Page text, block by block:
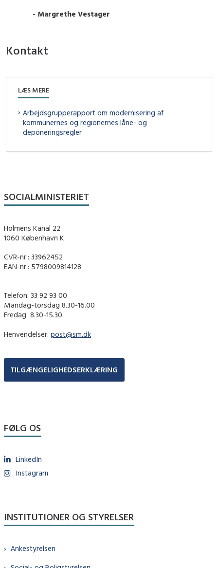
- Margrethe Vestager
Kontakt
LÆS MERE
Arbejdsgrupperapport om modernisering af
kommunernes og regionernes låne- og
deponeringsregler
SOCIALMINISTERIET
Holmens Kanal 22
1060 København K
CVR-nr.: 33962452
EAN-nr.: 5798009814128
Telefon: 33 92 93 00
Mandag-torsdag 8.30-16.00
Fredag ​ 8.30-15.30
Henvendelser: post@sm.dk
TILGÆNGELIGHEDSERKLÆRING
FØLG OS
LinkedIn
Instagram
INSTITUTIONER OG STYRELSER
Ankestyrelsen